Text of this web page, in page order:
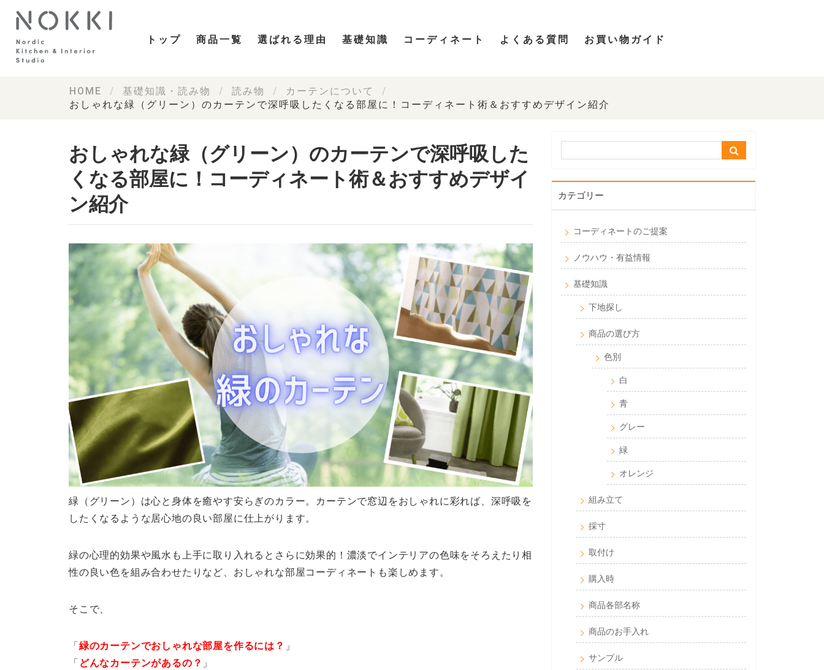
トップ 商品一覧 選ばれる理由 基礎知識 コーディネート よくある質問 お買い物ガイド
HOME 基礎知識・読み物 読み物
カーテンについて
おしゃれな緑（グリーン）のカーテンで深呼吸したくなる部屋に！コーディネート術＆おすすめデザイン紹介
おしゃれな緑（グリーン）のカーテンで深呼吸した
くなる部屋に！コーディネート術＆おすすめデザイ
ン紹介
緑（グリーン）は心と身体を癒やす安らぎのカラー。カーテンで窓辺をおしゃれに彩れば、深呼吸を
したくなるような居心地の良い部屋に仕上がります。
緑の心理的効果や風水も上手に取り入れるとさらに効果的！濃淡でインテリアの色味をそろえたり相
性の良い色を組み合わせたりなど、おしゃれな部屋コーディネートも楽しめます。
そこで、
「 緑のカーテンでおしゃれな部屋を作るには？ 」
「 どんなカーテンがあるの？ 」
カテゴリー
コーディネートのご提案
ノウハウ・有益情報
基礎知識
下地探し
商品の選び方
色別
白
青
グレー
緑
オレンジ
組み立て
採寸
取付け
購入時
商品各部名称
商品のお手入れ
サンプル